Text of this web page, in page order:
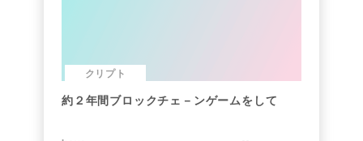
クリプト
約２年間ブロックチェ－ンゲームをして